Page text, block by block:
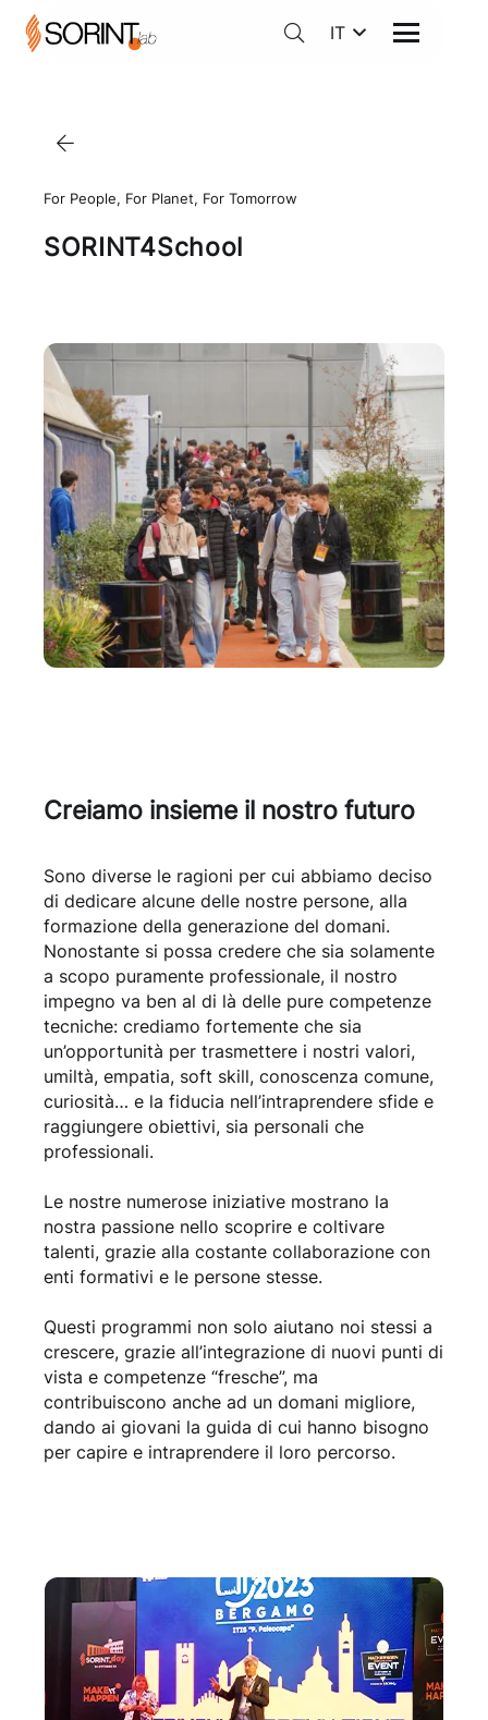
IT
For People, For Planet, For Tomorrow
SORINT4School
Creiamo insieme il nostro futuro
Sono diverse le ragioni per cui abbiamo deciso
di dedicare alcune delle nostre persone, alla
formazione della generazione del domani.
Nonostante si possa credere che sia solamente
a scopo puramente professionale, il nostro
impegno va ben al di là delle pure competenze
tecniche: crediamo fortemente che sia
un’opportunità per trasmettere i nostri valori,
umiltà, empatia, soft skill, conoscenza comune,
curiosità… e la fiducia nell’intraprendere sfide e
raggiungere obiettivi, sia personali che
professionali.
Le nostre numerose iniziative mostrano la
nostra passione nello scoprire e coltivare
talenti, grazie alla costante collaborazione con
enti formativi e le persone stesse.
Questi programmi non solo aiutano noi stessi a
crescere, grazie all’integrazione di nuovi punti di
vista e competenze “fresche”, ma
contribuiscono anche ad un domani migliore,
dando ai giovani la guida di cui hanno bisogno
per capire e intraprendere il loro percorso.